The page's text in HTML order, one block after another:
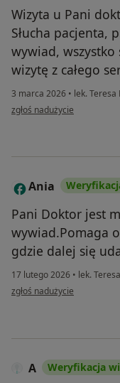
Wizyta u Pani
Słucha pacjenta,
wywiad, wszystko
wizytę z całego
3 marca 2026 • lek. Teresa
w opinii użytkownika Jola R.
zgłoś nadużycie
A Ania
Pani Doktor jest
wywiad.Pomaga
gdzie dalej się
17 lutego 2026 • lek.
w opinii użytkownika Ania
zgłoś nadużycie
A Weryfikacja